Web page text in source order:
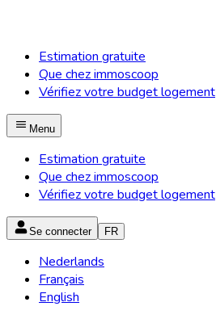
Estimation gratuite
Que chez immoscoop
Vérifiez votre budget logement
Menu
Estimation gratuite
Que chez immoscoop
Vérifiez votre budget logement
Se connecter FR
Nederlands
Français
English